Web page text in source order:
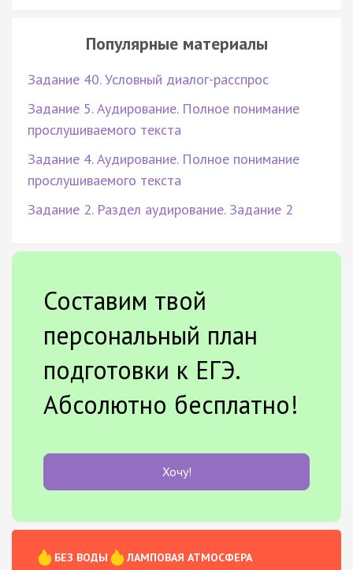
Популярные материалы
Задание 40. Условный диалог-расспрос
Задание 5. Аудирование. Полное понимание
прослушиваемого текста
Задание 4. Аудирование. Полное понимание
прослушиваемого текста
Задание 2. Раздел аудирование. Задание 2
Составим твой
персональный план
подготовки к ЕГЭ.
Абсолютно бесплатно!
Хочу!
БЕЗ ВОДЫ
ЛАМПОВАЯ АТМОСФЕРА